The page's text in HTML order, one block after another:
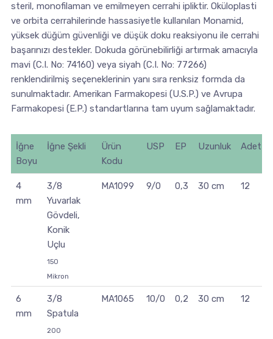
steril, monofilaman ve emilmeyen cerrahi ipliktir. Oküloplasti
ve orbita cerrahilerinde hassasiyetle kullanılan Monamid,
yüksek düğüm güvenliği ve düşük doku reaksiyonu ile cerrahi
başarınızı destekler. Dokuda görünebilirliği artırmak amacıyla
mavi (C.I. No: 74160) veya siyah (C.I. No: 77266)
renklendirilmiş seçeneklerinin yanı sıra renksiz formda da
sunulmaktadır. Amerikan Farmakopesi (U.S.P.) ve Avrupa
Farmakopesi (E.P.) standartlarına tam uyum sağlamaktadır.
İğne
Boyu
İğne Şekli
Ürün
Kodu
USP EP Uzunluk Adet
4
mm
3/8
Yuvarlak
Gövdeli,
Konik
Uçlu
150
Mikron
MA1099 9/0 0,3 30 cm 12
6
mm
3/8
Spatula
200
MA1065 10/0 0,2 30 cm 12